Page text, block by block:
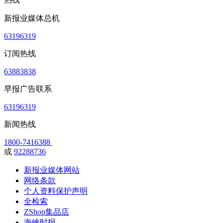
新报业媒体总机
63196319
订阅热线
63883838
早报广告联系
63196319
新闻热线
1800-7416388
或 92288736
新报业媒体网站
网络条款
个人资料保护声明
全检索
ZShop集品店